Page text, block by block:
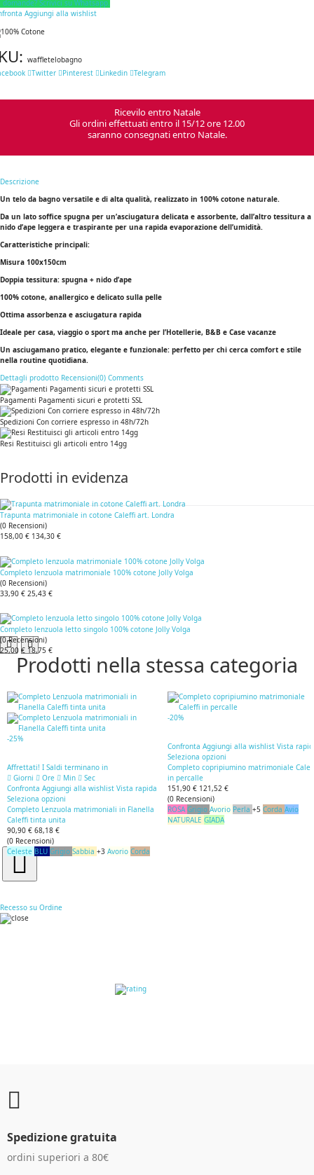
domande? Scrivici su Whatsapp.
Aggiungi alla wishlist
waffletelobagno
Twitter Pinterest Linkedin Telegram
Ricevilo entro Natale
Gli ordini effettuati entro il 15/12 ore 12.00
saranno consegnati entro Natale.
Descrizione
Un telo da bagno versatile e di alta qualità, realizzato in 100% cotone naturale.
Da un lato soffice spugna per un’asciugatura delicata e assorbente, dall’altro tessitura a
nido d’ape leggera e traspirante per una rapida evaporazione dell’umidità.
Caratteristiche principali:
Misura 100x150cm
Doppia tessitura: spugna + nido d’ape
100% cotone, anallergico e delicato sulla pelle
Ottima assorbenza e asciugatura rapida
Ideale per casa, viaggio o sport ma anche per l’Hotellerie, B&B e Case vacanze
Un asciugamano pratico, elegante e funzionale: perfetto per chi cerca comfort e stile
nella routine quotidiana.
Dettagli prodotto Recensioni(0) Comments
Pagamenti Pagamenti sicuri e protetti SSL
Spedizioni Con corriere espresso in 48h/72h
Resi Restituisci gli articoli entro 14gg
Prodotti in evidenza
Trapunta matrimoniale in cotone Caleffi art. Londra
(0 Recensioni)
158,00 € 134,30 €
Completo lenzuola matrimoniale 100% cotone Jolly Volga
(0 Recensioni)
33,90 € 25,43 €
Completo lenzuola letto singolo 100% cotone Jolly Volga
(0Recensioni)
25,00 € 18,75 €
Prodotti nella stessa categoria
-25%
Affrettati! I Saldi terminano in
Giorni
Ore Min
Sec
Confronta Aggiungi alla wishlist Vista rapida
Seleziona opzioni
Completo Lenzuola matrimoniali in Flanella
Caleffi tinta unita
90,90 € 68,18 €
(0 Recensioni)
Celeste BLU Grigio Sabbia +3 Avorio Corda
-20%
Confronta Aggiungi alla wishlist Vista
Seleziona opzioni
Completo copripiumino matrimoniale
in percalle
151,90 € 121,52 €
(0 Recensioni)
ROSA Grigio Avorio Perla +5 Corda Avio
NATURALE GIADA
Recesso su Ordine
RECENSIONI DEI
Spedizione gratuita
ordini superiori a 80€